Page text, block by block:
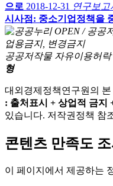
으로 2018-12-31 연구보고
시사점: 중소기업정책을
공공저작물 자유이용허
형
대외경제정책연구원의
: 출처표시 + 상업적 금지
있습니다. 저작권정책 참
콘텐츠 만족도
이 페이지에서 제공하는